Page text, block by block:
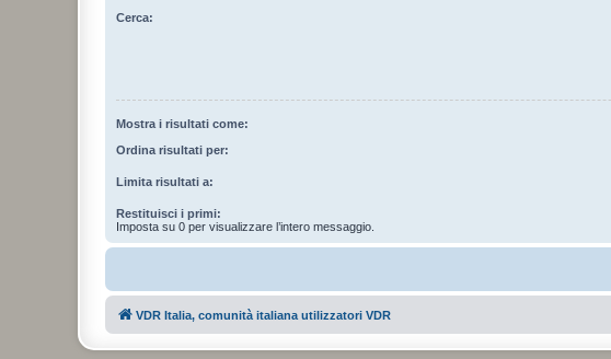
Cerca:
Mostra i risultati come:
Ordina risultati per:
Limita risultati a:
Restituisci i primi:
Imposta su 0 per visualizzare l’intero messaggio.
VDR Italia, comunità italiana utilizzatori VDR